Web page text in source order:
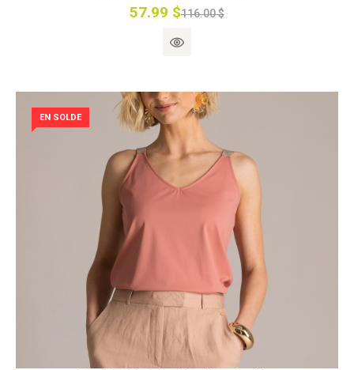
57.99 $116.00 $
EN SOLDE